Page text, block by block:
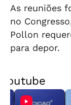
As reuniões
no
Pollon
para depor.